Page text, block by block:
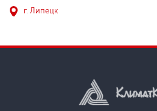
г. Липецк